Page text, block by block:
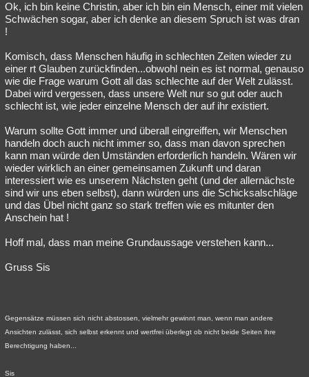
Ok, ich bin keine Christin, aber ich bin ein Mensch, einer mit vielen
Schwächen sogar, aber ich denke an diesem Spruch ist was dran
!
Komisch, dass Menschen häufig in schlechten Zeiten wieder zu
einer rt Glauben zurückfinden...obwohl nein es ist normal, genauso
wie die Frage warum Gott all das schlechte auf der Welt zulässt.
Dabei wird vergessen, dass unsere Welt nur so gut oder auch
schlecht ist, wie jeder einzelne Mensch der auf ihr existiert.
Warum sollte Gott immer und überall eingreiffen, wir Menschen
handeln doch auch nicht immer so, dass man davon sprechen
kann man würde den Umständen erforderlich handeln. Wären wir
wieder wirklich an einer gemeinsamen Zukunft und daran
interessiert wie es unserem Nächsten geht (und der allernächste
sind wir uns eben selbst), dann würden uns die Schicksalschläge
und das Übel nicht ganz so stark treffen wie es mitunter den
Anschein hat !
Hoff mal, dass man meine Grundaussage verstehen kann...
Gruss Sis
Gegensätze müssen sich nicht abstossen, vielmehr gewinnt man, wenn man andere
Ansichten zulässt, sich selbst erkennt und wertfrei überlegt ob nicht beide Seiten ihre
Berechtigung haben...
Sis